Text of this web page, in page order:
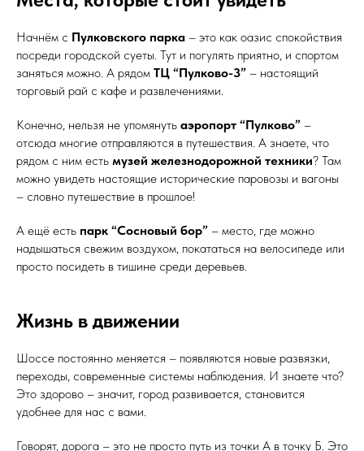
Начнём с Пулковского парка – это как оазис спокойствия
посреди городской суеты. Тут и погулять приятно, и спортом
заняться можно. А рядом ТЦ “Пулково-3” – настоящий
торговый рай с кафе и развлечениями.
Конечно, нельзя не упомянуть аэропорт “Пулково” –
отсюда многие отправляются в путешествия. А знаете, что
рядом с ним есть музей железнодорожной техники? Там
можно увидеть настоящие исторические паровозы и вагоны
– словно путешествие в прошлое!
А ещё есть парк “Сосновый бор” – место, где можно
надышаться свежим воздухом, покататься на велосипеде или
просто посидеть в тишине среди деревьев.
Жизнь в движении
Шоссе постоянно меняется – появляются новые развязки,
переходы, современные системы наблюдения. И знаете что?
Это здорово – значит, город развивается, становится
удобнее для нас с вами.
Говорят, дорога – это не просто путь из точки А в точку Б. Это